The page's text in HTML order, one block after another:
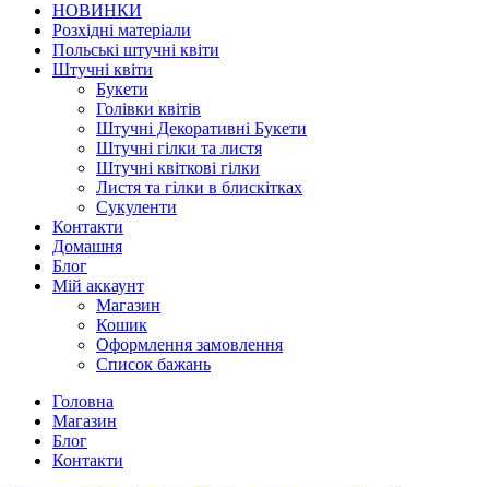
НОВИНКИ
Розхідні матеріали
Польські штучні квіти
Штучні квіти
Букети
Голівки квітів
Штучні Декоративні Букети
Штучні гілки та листя
Штучні квіткові гілки
Листя та гілки в блискітках
Сукуленти
Контакти
Домашня
Блог
Мій аккаунт
Магазин
Кошик
Оформлення замовлення
Список бажань
Головна
Магазин
Блог
Контакти